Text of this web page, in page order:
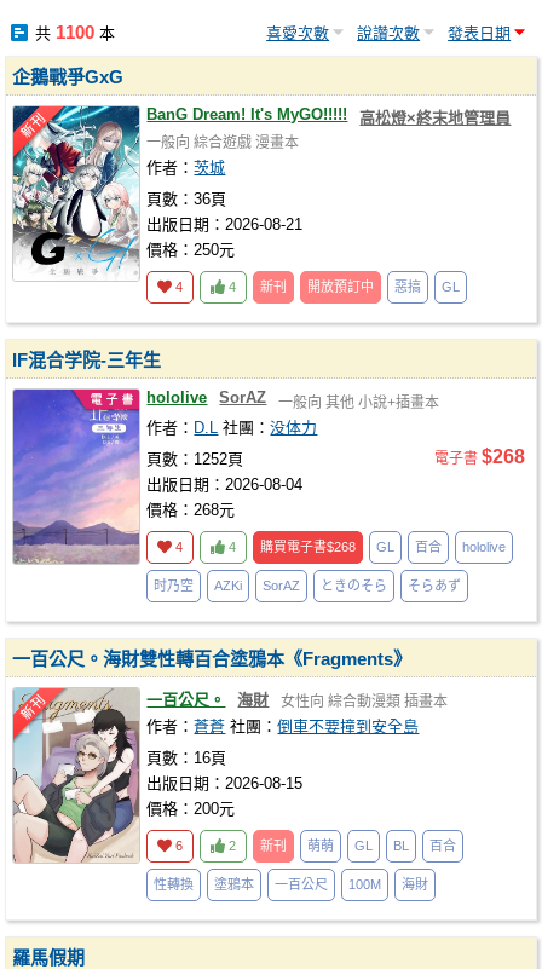
共 1100本 喜愛次數 說讚次數 發表日期
企鵝戰爭GxG
BanG Dream! It's MyGO!!!!! 高松燈×終末地管理員
一般向 綜合遊戲 漫畫本
作者：茨城
頁數：36頁
出版日期：2026-08-21
價格：250元
4 4 新刊 開放預訂中 惡搞 GL
IF混合学院-三年生
hololive SorAZ 一般向 其他 小說+插畫本
作者： D.L 社團：没体力
頁數：1252頁
出版日期：2026-08-04
價格：268元
電子書 $268
4 4 購買電子書$268 GL 百合 hololive
时乃空 AZKi SorAZ ときのそら そらあず
一百公尺。海財雙性轉百合塗鴉本《Fragments》
一百公尺。 海財 女性向 綜合動漫類 插畫本
作者：蒼蒼 社團：倒車不要撞到安全島
頁數：16頁
出版日期：2026-08-15
價格：200元
6 2 新刊 萌萌 GL BL 百合
性轉換 塗鴉本 一百公尺 100M 海財
羅馬假期